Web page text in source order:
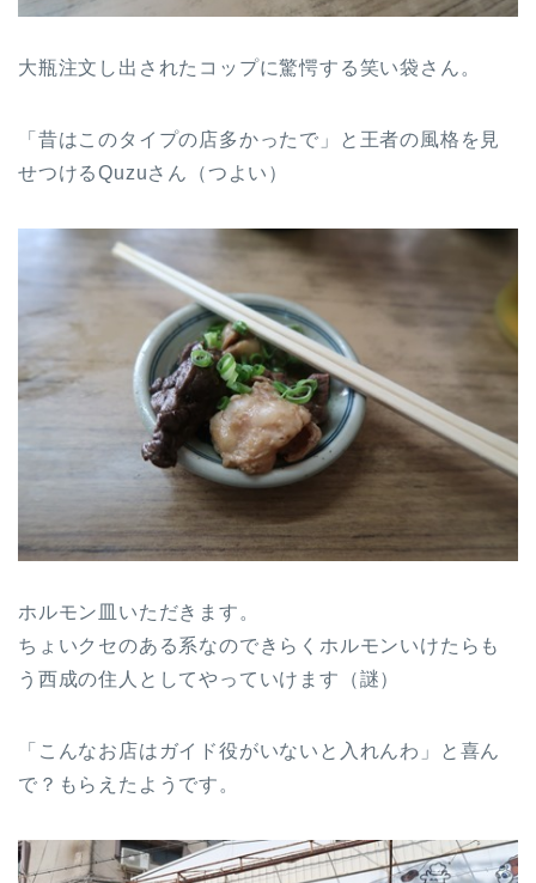
大瓶注文し出されたコップに驚愕する笑い袋さん。
「昔はこのタイプの店多かったで」と王者の風格を見
せつけるQuzuさん（つよい）
ホルモン皿いただきます。
ちょいクセのある系なのできらくホルモンいけたらも
う西成の住人としてやっていけます（謎）
「こんなお店はガイド役がいないと入れんわ」と喜ん
で？もらえたようです。